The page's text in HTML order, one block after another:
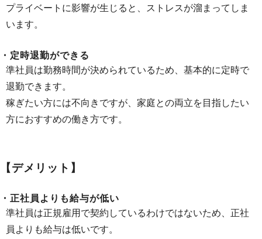
プライベートに影響が生じると、ストレスが溜まってしま
います。
・定時退勤ができる
準社員は勤務時間が決められているため、基本的に定時で
退勤できます。
稼ぎたい方には不向きですが、家庭との両立を目指したい
方におすすめの働き方です。
【デメリット】
・正社員よりも給与が低い
準社員は正規雇用で契約しているわけではないため、正社
員よりも給与は低いです。